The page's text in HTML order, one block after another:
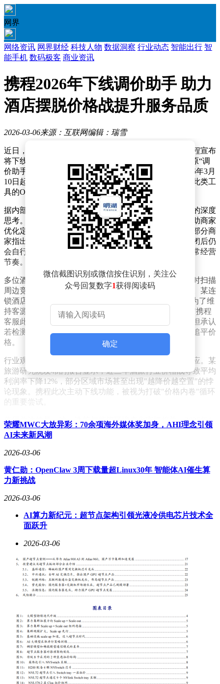
网界
网络资讯 网界财经 科技人物 数据洞察 行业动态 智能出行 智
能手机 数码极客 商业资讯
携程2026年下线调价助手 助力
酒店摆脱价格战提升服务品质
2026-03-06来源：互联网编辑：瑞雪
近日，国内在线旅游行业迎来一则引人关注的消息：携程宣布
将下线其商家管理后台Ebooking中的“AI生意助手”（即原“调
价助手”）功能。根据携程方面确认，这一调整将于2026年3月
10日起正式生效，标志着该平台成为国内首个主动放弃此类工
具的OTA企业。
据内部人士透露，携程此次决策源于对行业高质量发展的深度
思考。公司表示，自引入自动调价工具以来，虽旨在帮助商家
优化定价策略，但逐渐收到来自酒店方的多维度反馈。部分商
家指出，该功能存在强制调价机制，甚至在商家主动关闭后仍
会自行重启，导致非理性价格竞争加剧，影响了酒店正常经营
节奏。
多位酒店经营者向记者描述了具体操作场景：系统会实时扫描
周边竞品价格，并自动将自家房型价格下调至更低水平。某连
锁酒店负责人坦言："这种'单向绑架'让我们陷入被动，为了维
持客源不得不持续降价，最终压缩了服务升级的空间。"携程
客服此前对此解释称，调价机制是为了避免用户流失，但承认
若检测到其他平台价格更低，系统会依据合同条款自动追平价
格。
行业观察人士指出，自动调价工具的泛滥已引发连锁反应。某
旅游研究院发布的报告显示，近三年酒旅行业价格战导致平均
利润率下降12%，部分区域市场甚至出现"越降价越空置"的悖
论现象。携程此次主动下线功能，被视为打破"价格内卷"循环
的重要尝试。
值得关注的是，这一决策与监管环境变化密切相关。2026年1
月14日，携程曾通过官方渠道披露，公司因涉嫌垄断行为已接
受国家市场监管总局立案调查。虽然目前各项业务保持正常运
营，但公告明确表示正在就合规事宜与监管部门持续沟通，调
在宣布功能调整的同时，携程集团同步披露了最新人事变动与
收达487亿元，同比增长19%。但董事会发生重大调整，联合
创始人范敏、季琦双双辞任董事职务，引发市场对管理层战略
方向的新猜测。公司方面未就人事变动作出详细说明，仅表示
这是正常治理结构优化。
定价辅助系统。新工具将侧重于提供市场趋势分析、消费者偏
好预测等数据服务，而非直接干预价格制定。某参与内测的酒
店集团负责人表示："新系统更像顾问角色，最终定价权完全
掌握在我们手中，这有助于回归服务本质竞争。"
旅游经济专家分析认为，携程此举可能引发行业连锁反应。随
着反垄断监管持续收紧，其他OTA平台或将重新评估自动调
价类产品的合规风险。这场由头部企业发起的自我革新，或许
标志着酒旅行业从价格竞争向价值竞争转型的新起点。
微信截图识别或微信按住识别，关注公
众号回复数字1获得阅读码
确定
荣耀MWC大放异彩：70余项海外媒体奖加身，AHI理念引领
AI未来新风潮
2026-03-06
黄仁勋：OpenClaw 3周下载量超Linux30年 智能体AI催生算
力新挑战
2026-03-06
AI算力新纪元：超节点架构引领光液冷供电芯片技术全
面跃升
2026-03-06